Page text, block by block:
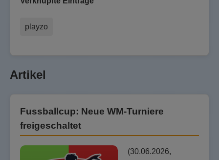
playzo
Artikel
Fussballcup: Neue WM-Turniere
freigeschaltet
(30.06.2026,